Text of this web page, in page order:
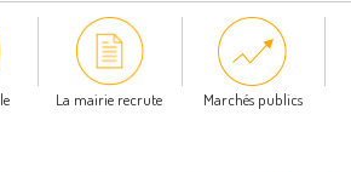
La mairie recrute Marchés publics